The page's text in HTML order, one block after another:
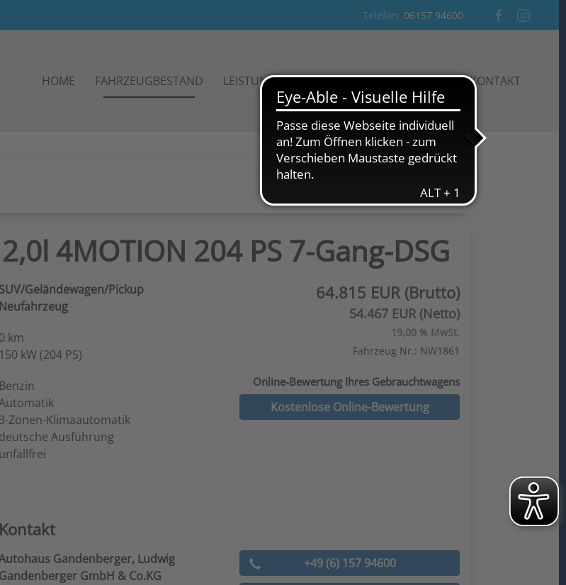
Telefon: 06157 94600
HOME FAHRZEUGBESTAND LEISTUNGEN AKTIONEN AUTO-BLOG KONTAKT
Neue Fahrzeugsuche
4MOTION 204 PS 7-Gang-DSG
SUV/Geländewagen/Pickup
Neufahrzeug
0 km
150 kW (204 PS)
Benzin
3-Zonen-Klimaautomatik
deutsche Ausführung
unfallfrei
64.815 EUR (Brutto)
54.467 EUR (Netto)
19,00 % MwSt.
Fahrzeug Nr.: NW1861
Online-Bewertung Ihres Gebrauchtwagens
Kostenlose Online-Bewertung
Kontakt
Gandenberger, Ludwig
Gandenberger GmbH & Co.KG
+49 (6) 157 94600